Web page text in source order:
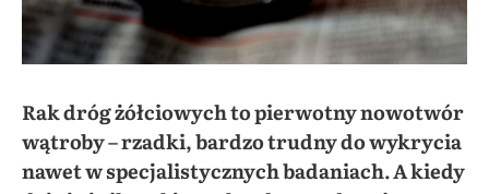
Rak dróg żółciowych to pierwotny nowotwór
wątroby – rzadki, bardzo trudny do wykrycia
nawet w specjalistycznych badaniach. A kiedy